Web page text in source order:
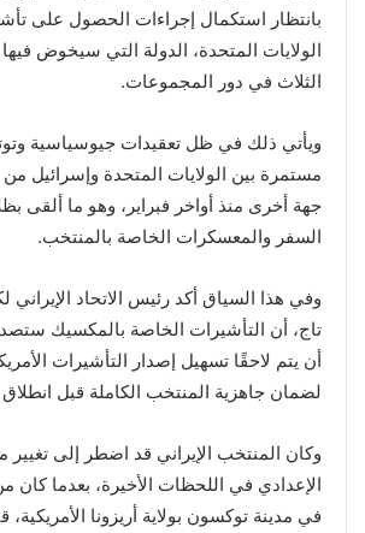
بانتظار استكمال إجراءات الحصول على
الولايات المتحدة، الدولة التي سيخوض فيها
الثلاث في دور المجموعات.
ويأتي ذلك في ظل تعقيدات جيوسياسية
مستمرة بين الولايات المتحدة وإسرائيل
جهة أخرى منذ أواخر فبراير، وهو ما ألقى
السفر والمعسكرات الخاصة بالمنتخب.
وفي هذا السياق أكد رئيس الاتحاد الإيراني
تاج، أن التأشيرات الخاصة بالمكسيك
أن يتم لاحقًا تسهيل إصدار التأشيرات
لضمان جاهزية المنتخب الكاملة قبل
وكان المنتخب الإيراني قد اضطر إلى
الإعدادي في اللحظات الأخيرة، بعدما كان
في مدينة توكسون بولاية أريزونا الأمريكية،